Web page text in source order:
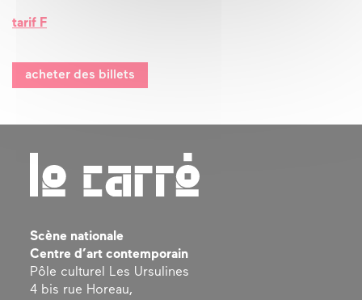
tarif F
acheter des billets
Scène nationale
Centre d’art contemporain
Pôle culturel Les Ursulines
4 bis rue Horeau,